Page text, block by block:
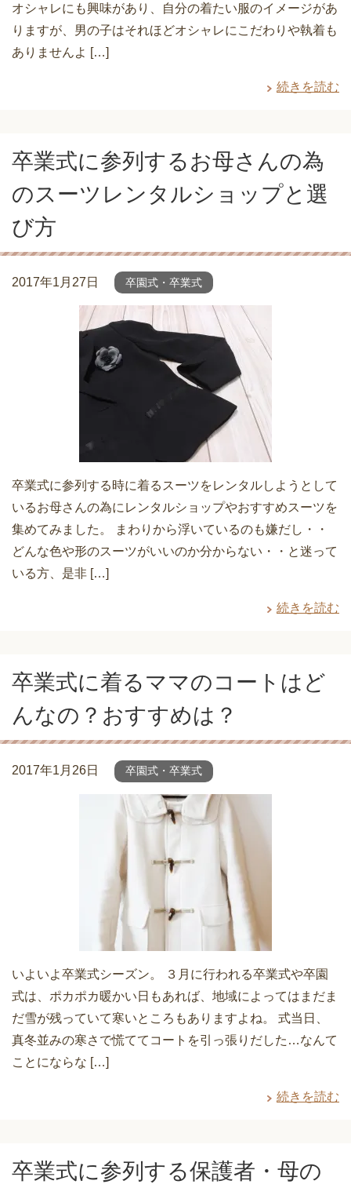
オシャレにも興味があり、自分の着たい服のイメージがあ
りますが、男の子はそれほどオシャレにこだわりや執着も
ありませんよ […]
続きを読む
卒業式に参列するお母さんの為
のスーツレンタルショップと選
び方
2017年1月27日 卒園式・卒業式
卒業式に参列する時に着るスーツをレンタルしようとして
いるお母さんの為にレンタルショップやおすすめスーツを
集めてみました。 まわりから浮いているのも嫌だし・・
どんな色や形のスーツがいいのか分からない・・と迷って
いる方、是非 […]
続きを読む
卒業式に着るママのコートはど
んなの？おすすめは？
2017年1月26日 卒園式・卒業式
いよいよ卒業式シーズン。 ３月に行われる卒業式や卒園
式は、ポカポカ暖かい日もあれば、地域によってはまだま
だ雪が残っていて寒いところもありますよね。 式当日、
真冬並みの寒さで慌ててコートを引っ張りだした…なんて
ことにならな […]
続きを読む
卒業式に参列する保護者・母の